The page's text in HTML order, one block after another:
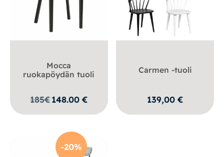
Mocca
ruokapöydän tuoli
185€148.00€
Carmen -tuoli
139,00€
-20%